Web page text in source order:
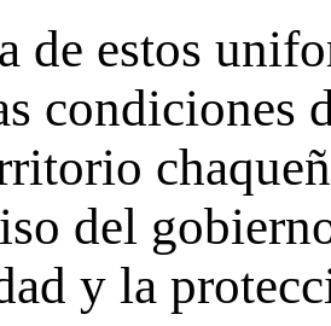
de estos
condiciones
del
y la